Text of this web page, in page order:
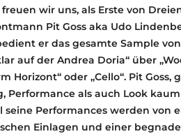
wir uns, als Erste von
Pit Goss aka Udo
er das gesamte Sample
auf der Andrea Doria“ über
Horizont“ oder „Cello“. Pit
Performance als auch Look
seine Performances werden
Einlagen und einer